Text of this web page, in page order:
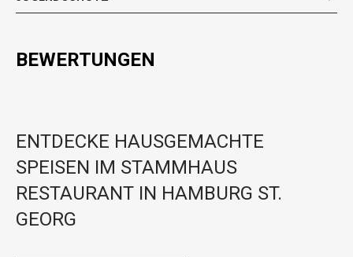
BEWERTUNGEN
ENTDECKE HAUSGEMACHTE
SPEISEN IM STAMMHAUS
RESTAURANT IN HAMBURG ST.
GEORG